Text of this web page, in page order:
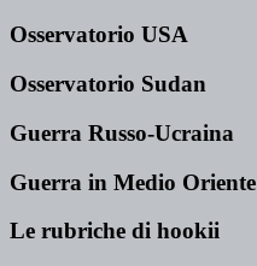
Osservatorio USA
Osservatorio Sudan
Guerra Russo-Ucraina
Guerra in Medio Oriente
Le rubriche di hookii